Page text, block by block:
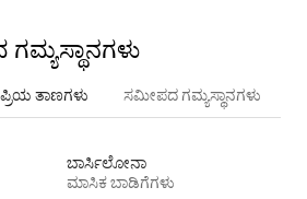
ಗಮ್ಯಸ್ಥಾನಗಳು
ತಾಣಗಳು ಸಮೀಪದ ಗಮ್ಯಸ್ಥಾನಗಳು
ಬಾರ್ಸಿಲೋನಾ
ಮಾಸಿಕ ಬಾಡಿಗೆಗಳು